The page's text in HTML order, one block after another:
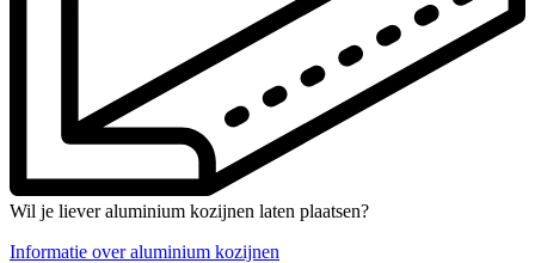
Wil je liever aluminium kozijnen laten plaatsen?
Informatie over aluminium kozijnen